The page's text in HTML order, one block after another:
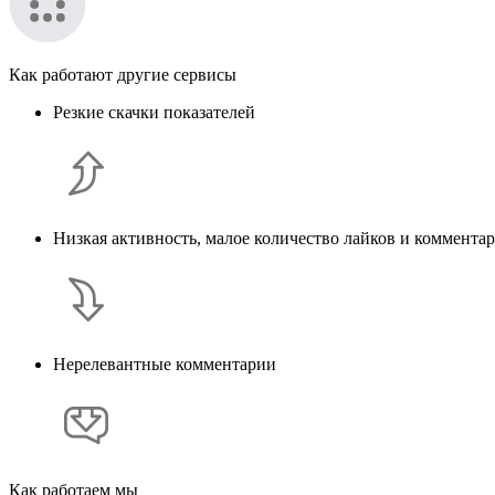
Как работают другие сервисы
Резкие скачки показателей
Низкая активность, малое количество лайков и
Нерелевантные комментарии
Как работаем мы